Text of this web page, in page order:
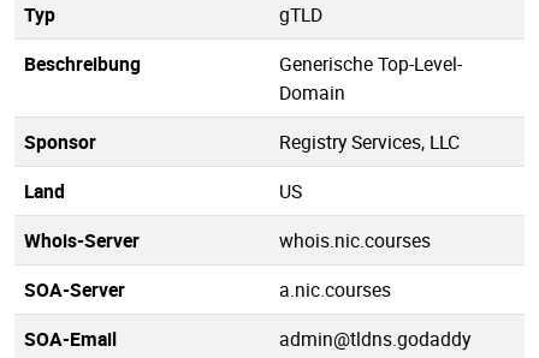
Typ
gTLD
Beschreibung
Generische Top-Level-
Domain
Sponsor
Registry Services, LLC
Land
US
Whois-Server
whois.nic.courses
SOA-Server
a.nic.courses
SOA-Email
admin@tldns.godaddy